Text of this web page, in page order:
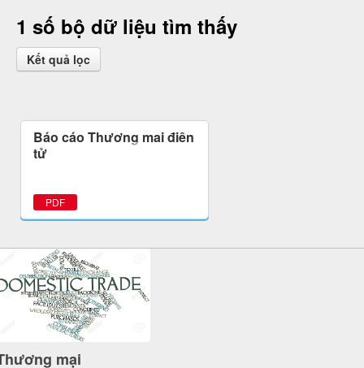
1 số bộ dữ liệu tìm thấy
Kết quả lọc
Báo cáo Thương mại điện
tử
PDF
mại